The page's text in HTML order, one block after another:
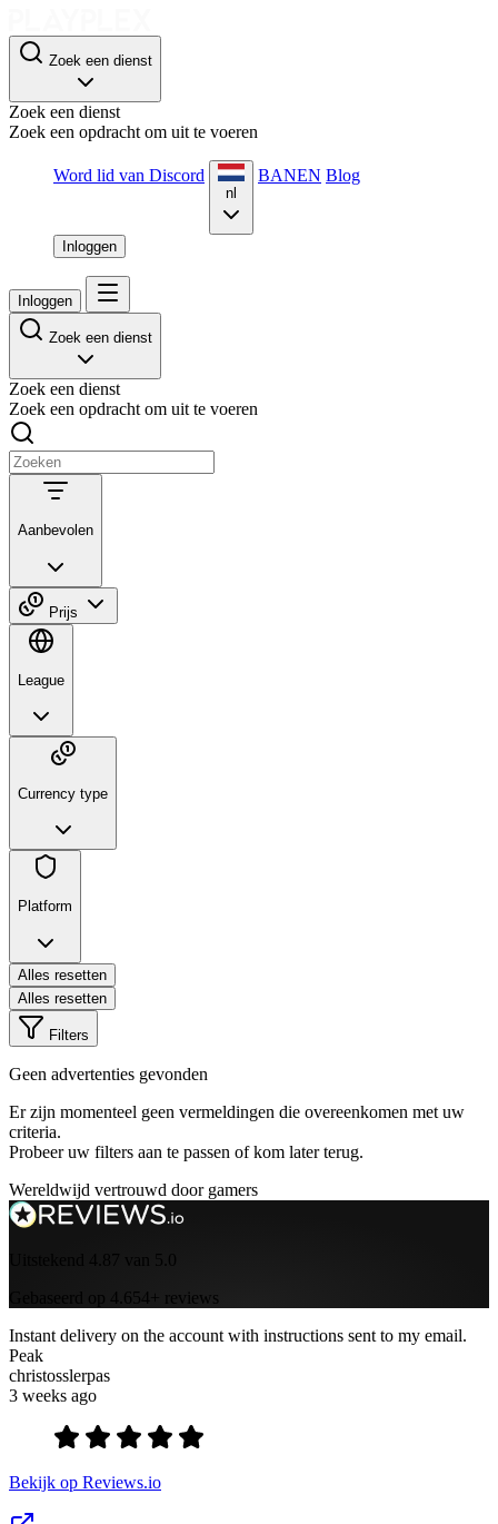
Zoek een dienst
Zoek een dienst
Zoek een opdracht om uit te voeren
Word lid van Discord
nl
BANEN Blog
Inloggen
Inloggen
Zoek een dienst
Zoek een dienst
Zoek een opdracht om uit te voeren
Aanbevolen
Prijs
League
Currency type
Platform
Alles resetten
Alles resetten
Filters
Geen advertenties gevonden
Er zijn momenteel geen vermeldingen die overeenkomen met uw
criteria.
Probeer uw filters aan te passen of kom later terug.
Wereldwijd vertrouwd door gamers
Gebaseerd op 4.654+ reviews
Instant delivery on the account with instructions sent to my email.
Peak
christosslerpas
3 weeks ago
Bekijk op Reviews.io